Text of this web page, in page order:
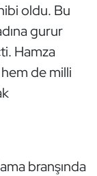
oldu. Bu
gurur
Hamza
de milli
branşında